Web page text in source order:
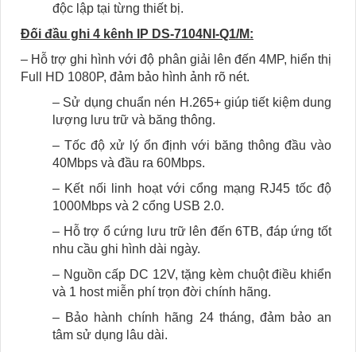
độc lập tại từng thiết bị.
Đối đầu ghi 4 kênh IP DS-7104NI-Q1/M:
– Hỗ trợ ghi hình với độ phân giải lên đến 4MP, hiển thị
Full HD 1080P, đảm bảo hình ảnh rõ nét.
– Sử dụng chuẩn nén H.265+ giúp tiết kiệm dung
lượng lưu trữ và băng thông.
– Tốc độ xử lý ổn định với băng thông đầu vào
40Mbps và đầu ra 60Mbps.
– Kết nối linh hoạt với cổng mạng RJ45 tốc độ
1000Mbps và 2 cổng USB 2.0.
– Hỗ trợ ổ cứng lưu trữ lên đến 6TB, đáp ứng tốt
nhu cầu ghi hình dài ngày.
– Nguồn cấp DC 12V, tặng kèm chuột điều khiển
và 1 host miễn phí trọn đời chính hãng.
– Bảo hành chính hãng 24 tháng, đảm bảo an
tâm sử dụng lâu dài.